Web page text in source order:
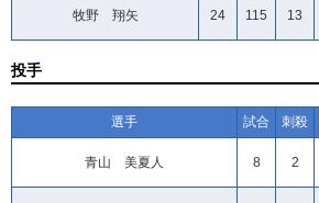
牧野 翔矢 24 115 13
投手
選手 試合 刺殺
青山 美夏人 8 2